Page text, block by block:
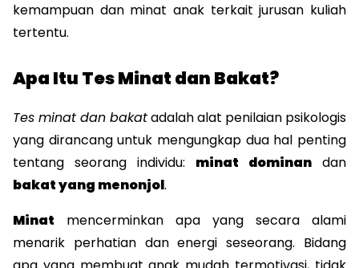
kemampuan dan minat anak terkait jurusan kuliah
tertentu.
Apa Itu Tes Minat dan Bakat?
Tes minat dan bakat adalah alat penilaian psikologis
yang dirancang untuk mengungkap dua hal penting
tentang seorang individu: minat dominan
bakat yang menonjol.
Minat mencerminkan apa yang secara alami
menarik perhatian dan energi seseorang. Bidang